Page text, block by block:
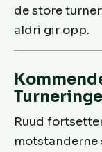
de store
aldri gir opp.
Ruud
motstanderne